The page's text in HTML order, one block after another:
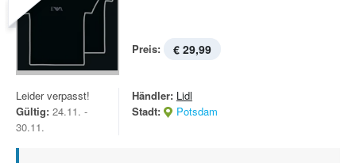
Preis: € 29,99
Leider verpasst!
Gültig: 24.11. -
30.11.
Händler: Lidl
Stadt:
Potsdam